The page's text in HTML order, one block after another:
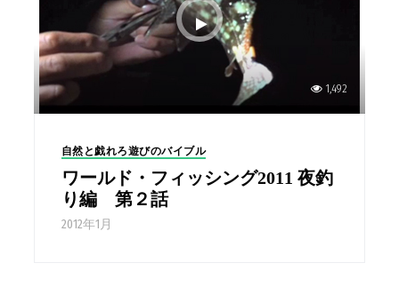
1,492
自然と戯れろ遊びのバイブル
ワールド・フィッシング2011 夜釣
り編 第２話
2012年1月